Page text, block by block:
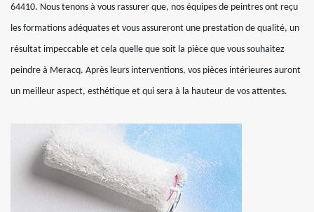
64410. Nous tenons à vous rassurer que, nos équipes de peintres ont reçu
les formations adéquates et vous assureront une prestation de qualité, un
résultat impeccable et cela quelle que soit la pièce que vous souhaitez
peindre à Meracq. Après leurs interventions, vos pièces intérieures auront
un meilleur aspect, esthétique et qui sera à la hauteur de vos attentes.